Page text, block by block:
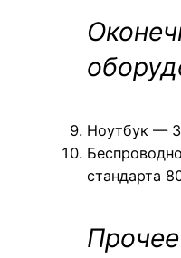
Ноутбук —
стандарта
Прочее